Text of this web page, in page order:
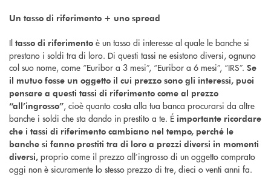
Un tasso di riferimento + uno spread
Il tasso di riferimento è un tasso di interesse al quale le banche si
prestano i soldi tra di loro. Di questi tassi ne esistono diversi, ognuno
col suo nome, come “Euribor a 3 mesi”, “Euribor a 6 mesi”, “IRS”. Se
il mutuo fosse un oggetto il cui prezzo sono gli interessi, puoi
pensare a questi tassi di riferimento come al prezzo
“all’ingrosso”, cioè quanto costa alla tua banca procurarsi da altre
banche i soldi che sta dando in prestito a te. É importante ricordare
che i tassi di riferimento cambiano nel tempo, perché le
banche si fanno prestiti tra di loro a prezzi diversi in momenti
diversi, proprio come il prezzo all’ingrosso di un oggetto comprato
oggi non è sicuramente lo stesso prezzo di tre, dieci o venti anni fa.